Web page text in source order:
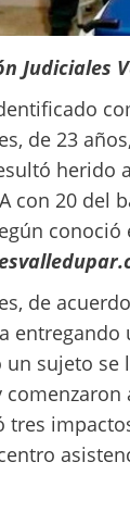
Judiciales
de 23
herido
con 20 del
conoció
de
entregando
sujeto se
tres